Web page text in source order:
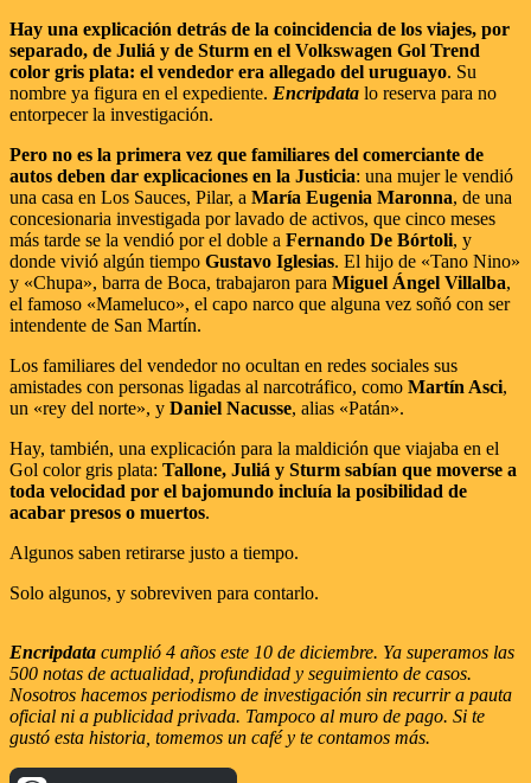
Hay una explicación detrás de la coincidencia de los viajes, por
separado, de Juliá y de Sturm en el Volkswagen Gol Trend
color gris plata: el vendedor era allegado del uruguayo. Su
nombre ya figura en el expediente. Encripdata lo reserva para no
entorpecer la investigación.
Pero no es la primera vez que familiares del comerciante de
autos deben dar explicaciones en la Justicia: una mujer le vendió
una casa en Los Sauces, Pilar, a María Eugenia Maronna, de una
concesionaria investigada por lavado de activos, que cinco meses
más tarde se la vendió por el doble a Fernando De Bórtoli, y
donde vivió algún tiempo Gustavo Iglesias. El hijo de «Tano Nino»
y «Chupa», barra de Boca, trabajaron para Miguel Ángel Villalba,
el famoso «Mameluco», el capo narco que alguna vez soñó con ser
intendente de San Martín.
Los familiares del vendedor no ocultan en redes sociales sus
amistades con personas ligadas al narcotráfico, como Martín Asci,
un «rey del norte», y Daniel Nacusse, alias «Patán».
Hay, también, una explicación para la maldición que viajaba en el
Gol color gris plata: Tallone, Juliá y Sturm sabían que moverse a
toda velocidad por el bajomundo incluía la posibilidad de
acabar presos o muertos.
Algunos saben retirarse justo a tiempo.
Solo algunos, y sobreviven para contarlo.
Encripdata cumplió 4 años este 10 de diciembre. Ya superamos las
500 notas de actualidad, profundidad y seguimiento de casos.
Nosotros hacemos periodismo de investigación sin recurrir a pauta
oficial ni a publicidad privada. Tampoco al muro de pago. Si te
gustó esta historia, tomemos un café y te contamos más.